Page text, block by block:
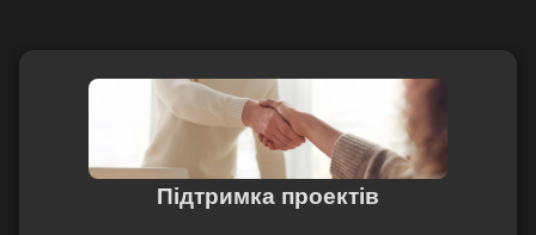
Підтримка проектів